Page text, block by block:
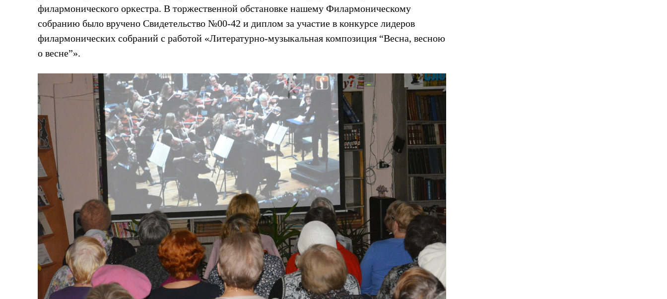
филармонического оркестра. В торжественной обстановке нашему Филармоническому
собранию было вручено Свидетельство №00-42 и диплом за участие в конкурсе лидеров
филармонических собраний с работой «Литературно-музыкальная композиция “Весна, весною
о весне”».